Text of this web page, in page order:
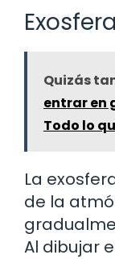
Exosfera
Quizás
entrar en
Todo lo
La
de la
Al dibujar